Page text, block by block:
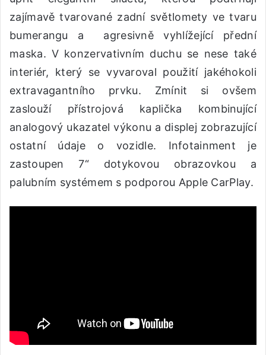
zajímavě tvarované zadní světlomety ve tvaru
bumerangu a agresivně vyhlížející přední
maska. V konzervativním duchu se nese také
interiér, který se vyvaroval použití jakéhokoli
extravagantního prvku. Zmínit si ovšem
zaslouží přístrojová kaplička kombinující
analogový ukazatel výkonu a displej zobrazující
ostatní údaje o vozidle. Infotainment je
zastoupen 7“ dotykovou obrazovkou a
palubním systémem s podporou Apple CarPlay.